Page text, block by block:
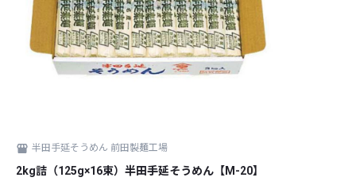
半田手延そうめん 前田製麺工場
2kg詰（125g×16束）半田手延そうめん【M-20】